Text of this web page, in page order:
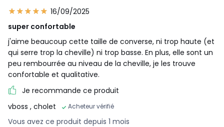
16/09/2025
super confortable
j'aime beaucoup cette taille de converse, ni trop haute (et
qui serre trop la cheville) ni trop basse. En plus, elle sont un
peu rembourrée au niveau de la cheville, je les trouve
confortable et qualitative.
Je recommande ce produit
vboss , cholet Acheteur vérifié
Vous avez ce produit depuis 1 mois